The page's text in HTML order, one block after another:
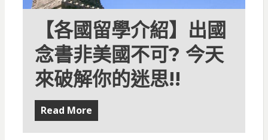
【各國留學介紹】出國
念書非美國不可? 今天
來破解你的迷思!!
Read More